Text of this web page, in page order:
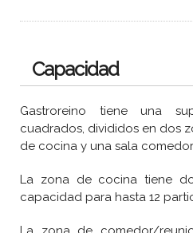
Capacidad
Gastroreino tiene una
cuadrados, divididos en dos
de cocina y una sala
La zona de cocina tiene
capacidad para hasta 12